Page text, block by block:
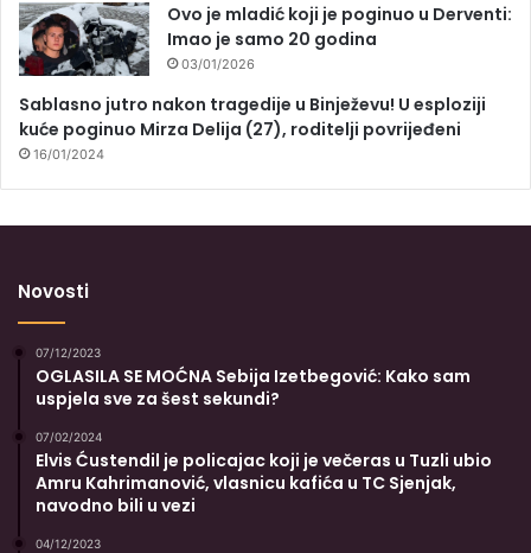
Ovo je mladić koji je poginuo u Derventi:
Imao je samo 20 godina
03/01/2026
Sablasno jutro nakon tragedije u Binježevu! U esploziji
kuće poginuo Mirza Delija (27), roditelji povrijeđeni
16/01/2024
Novosti
07/12/2023
OGLASILA SE MOĆNA Sebija Izetbegović: Kako sam
uspjela sve za šest sekundi?
07/02/2024
Elvis Ćustendil je policajac koji je večeras u Tuzli ubio
Amru Kahrimanović, vlasnicu kafića u TC Sjenjak,
navodno bili u vezi
04/12/2023